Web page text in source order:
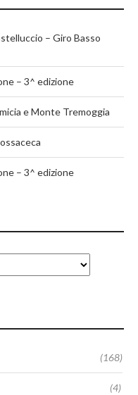
– Giro Basso
– 3^ edizione
e Monte Tremoggia
– 3^ edizione
(168)
(4)